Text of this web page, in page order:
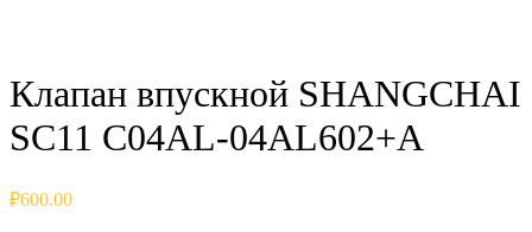
Клапан впускной SHANGCHAI
SC11 C04AL-04AL602+A
₽600.00